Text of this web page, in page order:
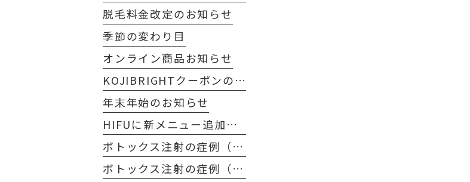
脱毛料金改定のお知らせ
季節の変わり目
オンライン商品お知らせ
KOJIBRIGHTクーポンのご案内
年末年始のお知らせ
HIFUに新メニュー追加です
ボトックス注射の症例（額のシワ編）
ボトックス注射の症例（眉間のシワ編）